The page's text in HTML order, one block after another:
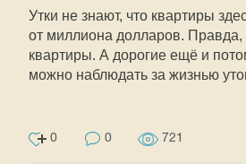
Утки не знают, что квартиры
от миллиона долларов.
квартиры. А дорогие ещё и
можно наблюдать за жизнью
0 0 721